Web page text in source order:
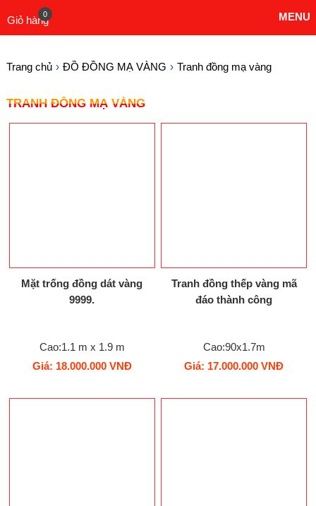
MENU
Giỏ hàng
0
Trang chủ ĐỒ ĐỒNG MẠ VÀNG Tranh đồng mạ vàng
TRANH ĐỒNG MẠ VÀNG
Mặt trống đồng dát vàng
9999.
Cao:1.1 m x 1.9 m
Giá: 18.000.000 VNĐ
Tranh đồng thếp vàng mã
đáo thành công
Cao:90x1.7m
Giá: 17.000.000 VNĐ